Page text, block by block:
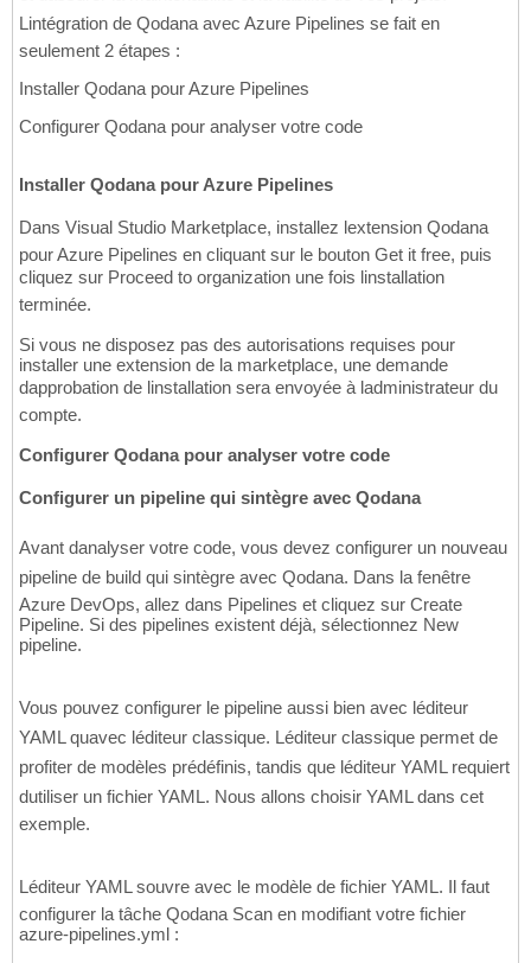
Lintégration de Qodana avec Azure Pipelines se fait en
seulement 2 étapes :
Installer Qodana pour Azure Pipelines
Configurer Qodana pour analyser votre code
Installer Qodana pour Azure Pipelines
Dans Visual Studio Marketplace, installez lextension Qodana
pour Azure Pipelines en cliquant sur le bouton Get it free, puis
cliquez sur Proceed to organization une fois linstallation
terminée.
Si vous ne disposez pas des autorisations requises pour
installer une extension de la marketplace, une demande
dapprobation de linstallation sera envoyée à ladministrateur du
compte.
Configurer Qodana pour analyser votre code
Configurer un pipeline qui sintègre avec Qodana
Avant danalyser votre code, vous devez configurer un nouveau
pipeline de build qui sintègre avec Qodana. Dans la fenêtre
Azure DevOps, allez dans Pipelines et cliquez sur Create
Pipeline. Si des pipelines existent déjà, sélectionnez New
pipeline.
Vous pouvez configurer le pipeline aussi bien avec léditeur
YAML quavec léditeur classique. Léditeur classique permet de
profiter de modèles prédéfinis, tandis que léditeur YAML requiert
dutiliser un fichier YAML. Nous allons choisir YAML dans cet
exemple.
Léditeur YAML souvre avec le modèle de fichier YAML. Il faut
configurer la tâche Qodana Scan en modifiant votre fichier
azure-pipelines.yml :